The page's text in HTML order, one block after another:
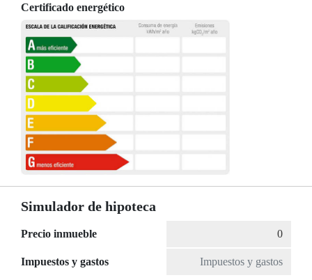
Certificado energético
Simulador de hipoteca
Precio inmueble
Impuestos y gastos